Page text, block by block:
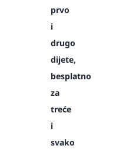
prvo
i
drugo
dijete,
besplatno
za
treće
i
svako